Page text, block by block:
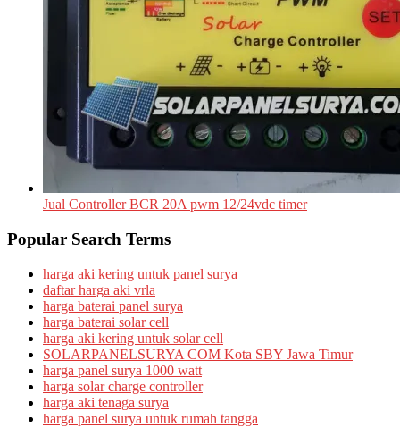
Jual Controller BCR 20A pwm 12/24vdc timer
Popular Search Terms
harga aki kering untuk panel surya
daftar harga aki vrla
harga baterai panel surya
harga baterai solar cell
harga aki kering untuk solar cell
SOLARPANELSURYA COM Kota SBY Jawa Timur
harga panel surya 1000 watt
harga solar charge controller
harga aki tenaga surya
harga panel surya untuk rumah tangga